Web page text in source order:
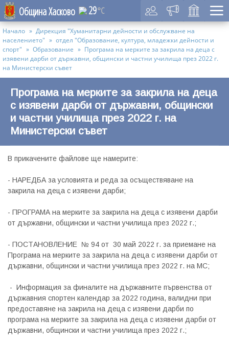
Община Хасково 29°C
Начало
Дирекция "Хуманитарни дейности и обслужване на
населението"
отдел "Образование, култура, младежки дейности и
спорт"
Образование
Програма на мерките за закрила на деца с
изявени дарби от държавни, общински и частни училища през 2022 г.
на Министерски съвет
Програма на мерките за закрила на деца
с изявени дарби от държавни, общински
и частни училища през 2022 г. на
Министерски съвет
В прикачените файлове ще намерите:
- НАРЕДБА за условията и реда за осъществяване на
закрила на деца с изявени дарби;
- ПРОГРАМА на мерките за закрила на деца с изявени дарби
от държавни, общински и частни училища през 2022 г.;
- ПОСТАНОВЛЕНИЕ № 94 от 30 май 2022 г. за приемане на
Програма на мерките за закрила на деца с изявени дарби от
държавни, общински и частни училища през 2022 г. на МС;
- Информация за финалите на държавните първенства от
държавния спортен календар за 2022 година, валидни при
предоставяне на закрила на деца с изявени дарби по
програма на мерките за закрила на деца с изявени дарби от
държавни, общински и частни училища през 2022 г.;